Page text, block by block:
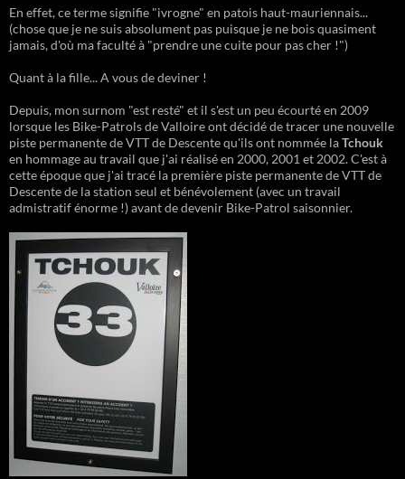
En effet, ce terme signifie "ivrogne" en patois haut-mauriennais...
(chose que je ne suis absolument pas puisque je ne bois quasiment
jamais, d'où ma faculté à "prendre une cuite pour pas cher !")
Quant à la fille... A vous de deviner !
Depuis, mon surnom "est resté" et il s'est un peu écourté en 2009
lorsque les Bike-Patrols de Valloire ont décidé de tracer une nouvelle
piste permanente de VTT de Descente qu'ils ont nommée laTchouk
en hommage au travail que j'ai réalisé en 2000, 2001 et 2002. C'est à
cette époque que j'ai tracé la première piste permanente de VTT de
Descente de la station seul et bénévolement (avec un travail
admistratif énorme !) avant de devenir Bike-Patrol saisonnier.